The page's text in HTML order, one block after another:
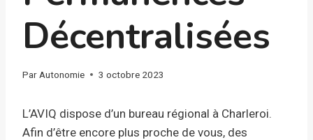
Décentralisées
Par Autonomie 3 octobre 2023
L’AVIQ dispose d’un bureau régional à Charleroi.
Afin d’être encore plus proche de vous, des